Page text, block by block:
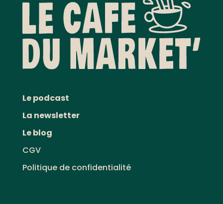
Le podcast
La newsletter
Le blog
CGV
Politique de confidentialité